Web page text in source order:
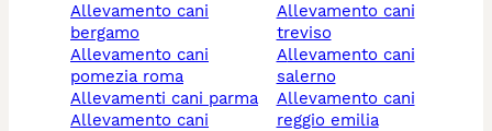
allevamento cani
bergamo
allevamento cani
pomezia roma
allevamenti cani parma
allevamento cani
allevamento cani
treviso
allevamento cani
salerno
allevamento cani
reggio emilia